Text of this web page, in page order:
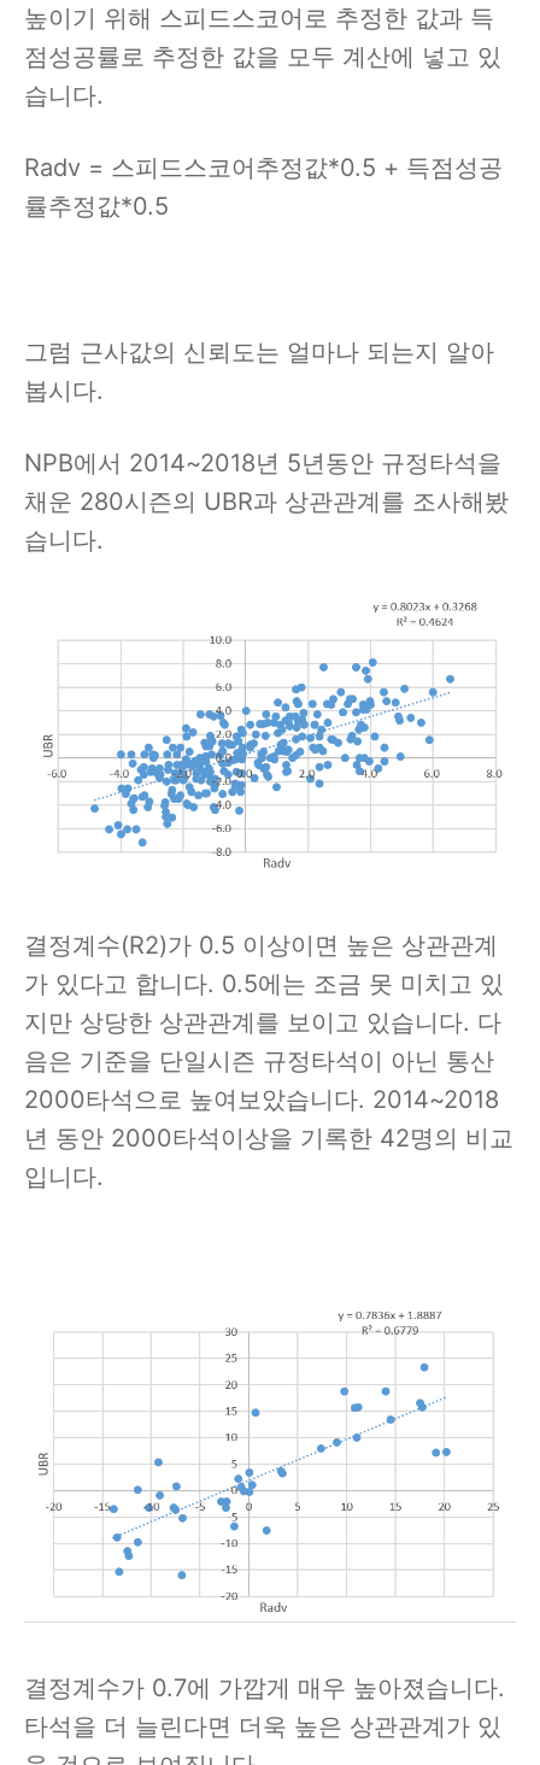
높이기 위해 스피드스코어로 추정한 값과 득
점성공률로 추정한 값을 모두 계산에 넣고 있
습니다.
Radv = 스피드스코어추정값*0.5 + 득점성공
률추정값*0.5
그럼 근사값의 신뢰도는 얼마나 되는지 알아
봅시다.
NPB에서 2014~2018년 5년동안 규정타석을
채운 280시즌의 UBR과 상관관계를 조사해봤
습니다.
결정계수(R2)가 0.5 이상이면 높은 상관관계
가 있다고 합니다. 0.5에는 조금 못 미치고 있
지만 상당한 상관관계를 보이고 있습니다. 다
음은 기준을 단일시즌 규정타석이 아닌 통산
2000타석으로 높여보았습니다. 2014~2018
년 동안 2000타석이상을 기록한 42명의 비교
입니다.
결정계수가 0.7에 가깝게 매우 높아졌습니다.
타석을 더 늘린다면 더욱 높은 상관관계가 있